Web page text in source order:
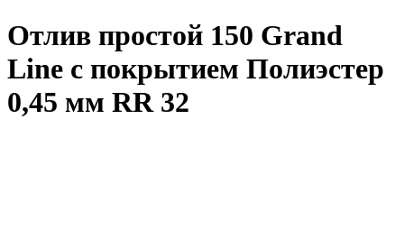
Отлив простой 150 Grand
Line с покрытием Полиэстер
0,45 мм RR 32